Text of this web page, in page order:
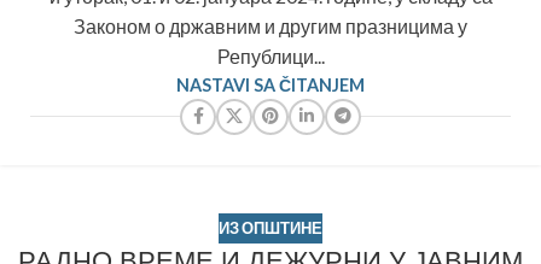
Законом о државним и другим празницима у
Републици...
NASTAVI SA ČITANJEM
ИЗ ОПШТИНЕ